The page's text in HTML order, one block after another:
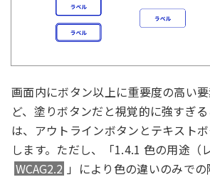
画面内にボタン以上に重要度の高い
ど、塗りボタンだと視覚的に強すぎ
は、アウトラインボタンとテキスト
します。ただし、「1.4.1 色の用途（
WCAG2.2 」により色の違いのみで